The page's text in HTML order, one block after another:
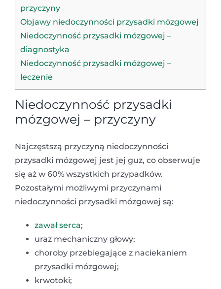
przyczyny
Objawy niedoczynności przysadki mózgowej
Niedoczynność przysadki mózgowej –
diagnostyka
Niedoczynność przysadki mózgowej –
leczenie
Niedoczynność przysadki
mózgowej – przyczyny
Najczęstszą przyczyną niedoczynności
przysadki mózgowej jest jej guz, co obserwuje
się aż w 60% wszystkich przypadków.
Pozostałymi możliwymi przyczynami
niedoczynności przysadki mózgowej są:
zawał serca;
uraz mechaniczny głowy;
choroby przebiegające z naciekaniem
przysadki mózgowej;
krwotoki;